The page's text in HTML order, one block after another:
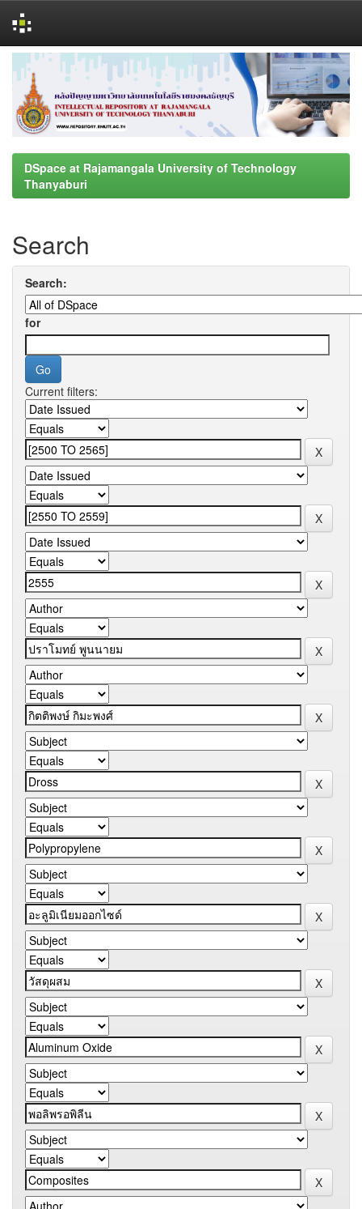
navigation
DSpace at Rajamangala University of Technology
Thanyaburi
Search
Search:
for
Current filters: